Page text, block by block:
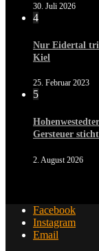
30. Juli 2026
4
Nur Eidertal
Kiel
25. Februar 2023
5
Gersteuer
2. August 2026
Facebook
Instagram
Email